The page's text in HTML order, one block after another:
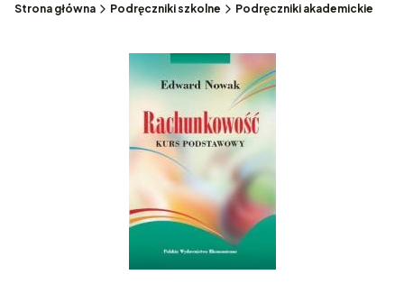
Strona główna Podręczniki szkolne Podręczniki akademickie